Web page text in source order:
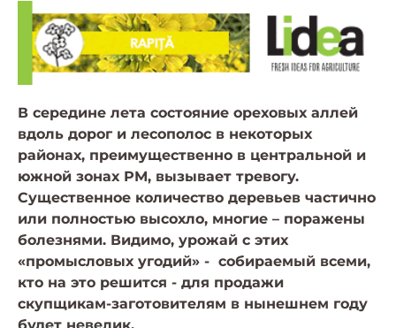
В середине лета состояние ореховых аллей
вдоль дорог и лесополос в некоторых
районах, преимущественно в центральной и
южной зонах РМ, вызывает тревогу.
Существенное количество деревьев частично
или полностью высохло, многие – поражены
болезнями. Видимо, урожай с этих
«промысловых угодий» - собираемый всеми,
кто на это решится - для продажи
скупщикам-заготовителям в нынешнем году